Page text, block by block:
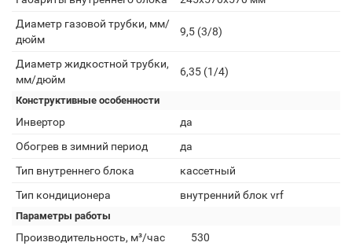
Диаметр газовой трубки, мм/
дюйм
9,5 (3/8)
Диаметр жидкостной трубки,
мм/дюйм
6,35 (1/4)
Конструктивные особенности
Инвертор
да
Обогрев в зимний период
да
Тип внутреннего блока
кассетный
Тип кондиционера
внутренний блок vrf
Параметры работы
Производительность, м³/час
530